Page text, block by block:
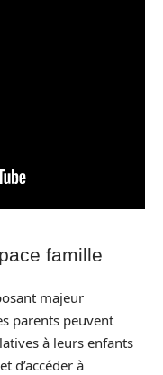
famille
majeur
parents peuvent
à leurs enfants
d’accéder à